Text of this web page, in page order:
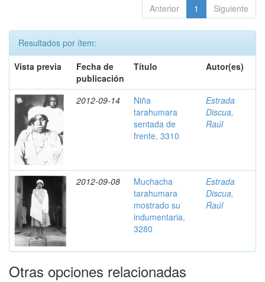
Anterior 1 Siguiente
Resultados por ítem:
Vista previa
Fecha de
publicación
Título Autor(es)
2012-09-14
Niña
tarahumara
sentada de
frente, 3310
Estrada
Discua,
Raúl
2012-09-08
Muchacha
tarahumara
mostrado su
indumentaria,
3280
Estrada
Discua,
Raúl
Otras opciones relacionadas